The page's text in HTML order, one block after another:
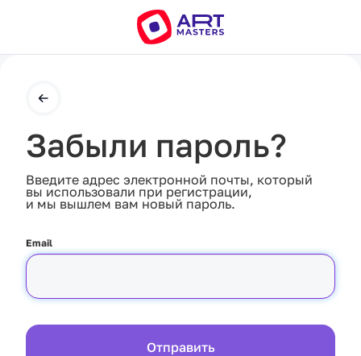
Забыли пароль?
Введите адрес электронной почты, который
вы использовали при регистрации,
и мы вышлем вам новый пароль.
Email
Отправить